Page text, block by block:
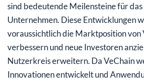
sind bedeutende Meilensteine für
Unternehmen. Diese Entwicklungen
voraussichtlich die Marktposition von
verbessern und neue Investoren
Nutzerkreis erweitern. Da VeChain
Innovationen entwickelt und